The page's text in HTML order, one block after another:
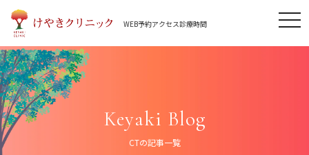
Skip
content
WEB予約アクセス診療時間
Keyaki Blog
CTの記事一覧